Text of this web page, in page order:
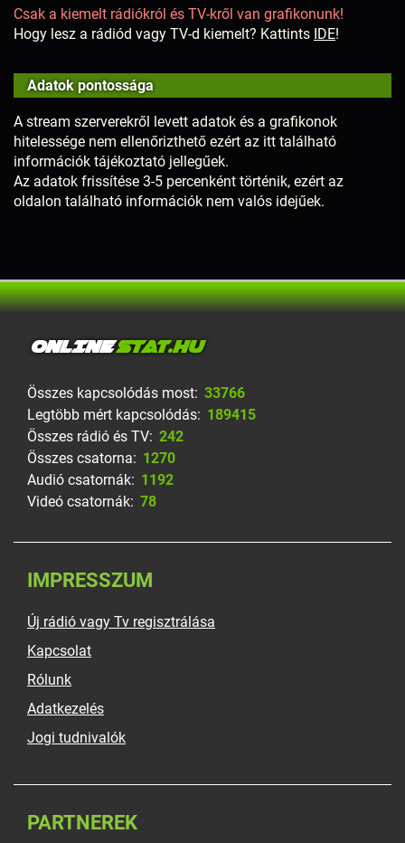
Csak a kiemelt rádiókról és TV-kről van grafikonunk!
Hogy lesz a rádiód vagy TV-d kiemelt? Kattints IDE!
Adatok pontossága
A stream szerverekről levett adatok és a grafikonok
hitelessége nem ellenőrizthető ezért az itt található
információk tájékoztató jellegűek.
Az adatok frissítése 3-5 percenként történik, ezért az
oldalon található információk nem valós idejűek.
ONLINESTAT.HU
Összes kapcsolódás most: 33766
Legtöbb mért kapcsolódás: 189415
Összes rádió és TV: 242
Összes csatorna: 1270
Audió csatornák: 1192
Videó csatornák: 78
IMPRESSZUM
Új rádió vagy Tv regisztrálása
Kapcsolat
Rólunk
Adatkezelés
Jogi tudnivalók
PARTNEREK